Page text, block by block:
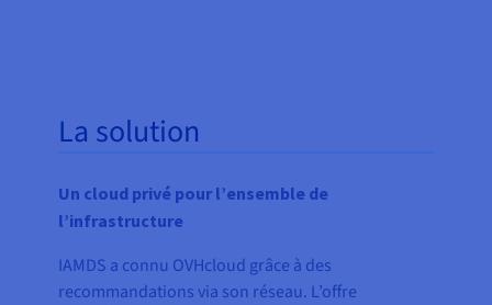
La solution
Un cloud privé pour l’ensemble de
l’infrastructure
IAMDS a connu OVHcloud grâce à des
recommandations via son réseau. L’offre